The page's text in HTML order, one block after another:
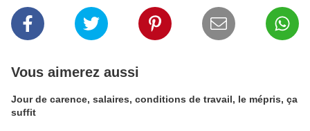
Vous aimerez aussi
Jour de carence, salaires, conditions de travail, le mépris, ça
suffit